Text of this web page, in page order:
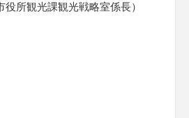
所観光課観光戦略室係長）